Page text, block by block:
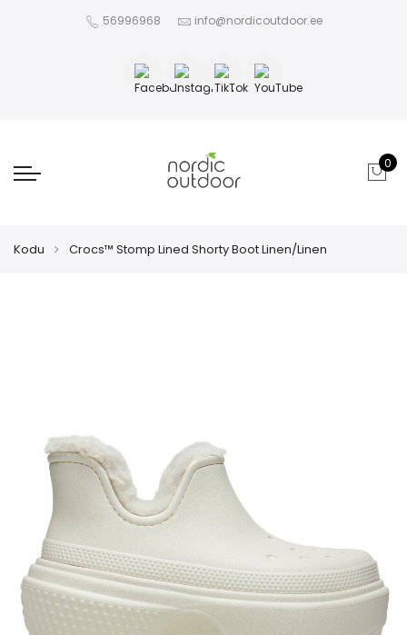
56996968 info@nordicoutdoor.ee
0
Kodu Crocs™ Stomp Lined Shorty Boot Linen/Linen